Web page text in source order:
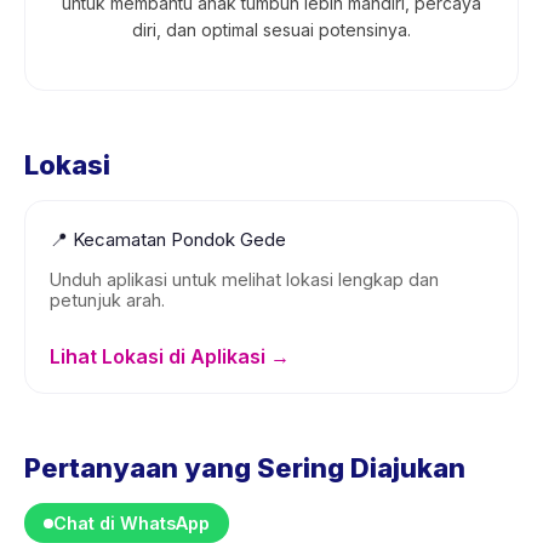
diri, dan optimal sesuai potensinya.
Lokasi
📍 Kecamatan Pondok Gede
Unduh aplikasi untuk melihat lokasi lengkap dan
petunjuk arah.
Lihat Lokasi di Aplikasi →
Pertanyaan yang Sering Diajukan
Chat di WhatsApp